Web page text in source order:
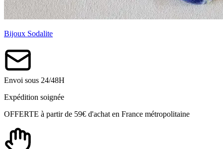
Bijoux Sodalite
Envoi sous 24/48H
Expédition soignée
OFFERTE à partir de 59€ d'achat en France métropolitaine